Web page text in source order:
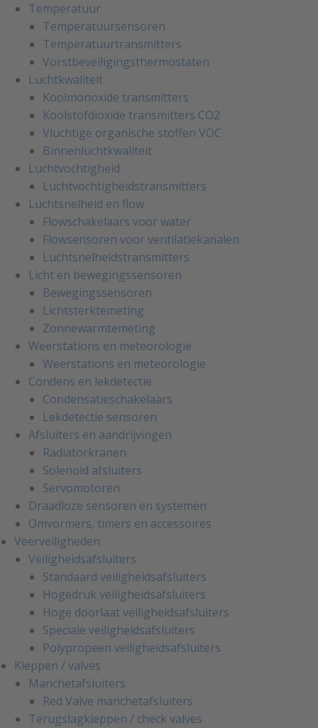
Temperatuur
Temperatuursensoren
Temperatuurtransmitters
Vorstbeveiligingsthermostaten
Luchtkwaliteit
Koolmonoxide transmitters
Koolstofdioxide transmitters CO2
Vluchtige organische stoffen VOC
Binnenluchtkwaliteit
Luchtvochtigheid
Luchtvochtigheidstransmitters
Luchtsnelheid en flow
Flowschakelaars voor water
Flowsensoren voor ventilatiekanalen
Luchtsnelheidstransmitters
Licht en bewegingssensoren
Bewegingssensoren
Lichtsterktemeting
Zonnewarmtemeting
Weerstations en meteorologie
Weerstations en meteorologie
Condens en lekdetectie
Condensatieschakelaars
Lekdetectie sensoren
Afsluiters en aandrijvingen
Radiatorkranen
Solenoid afsluiters
Servomotoren
Draadloze sensoren en systemen
Omvormers, timers en accessoires
Veerveiligheden
Veiligheidsafsluiters
Standaard veiligheidsafsluiters
Hogedruk veiligheidsafsluiters
Hoge doorlaat veiligheidsafsluiters
Speciale veiligheidsafsluiters
Polypropeen veiligheidsafsluiters
Kleppen / valves
Manchetafsluiters
Red Valve manchetafsluiters
Terugslagkleppen / check valves